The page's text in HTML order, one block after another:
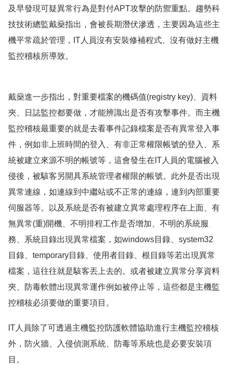
及早發現可疑異常行為是對付APT攻擊的防禦重點。趨勢科
技技術總監戴燊指出，會被長期潛伏滲透，主要因為這些主
機平常疏於管理，IT人員沒有安裝修補程式、沒有做好主機
監控稽核所導致。
戴燊進一步指出，對重要檔案的機碼值(registry key)、資料
夾、日誌監控都要做，才能辨識出是否有攻擊事件。而主機
監控稽核最重要的就是去看事件記錄檔案是否有異常登入事
件，例如非上班時間的登入、有非正常權限帳號的登入、系
統被建立來源不明的帳號等，這會發生在IT人員的電腦被入
侵後，被駭客另開具系統管理者權限的帳號。此外是否出現
異常連線，如連線到中繼站或不正常的連線，連到內部重要
伺服器等。以及系統是否有被建立異常處理程序在上面、有
無異常(重)開機、不明排程工作是否增加、不明的系統服
務、系統目錄出現異常檔案，如windows目錄、system32
目錄、temporary目錄、使用者目錄、根目錄等若出現異常
檔案，這往往就是駭客丟上去的。或者被建立異常分享資料
夾、防毒軟體出現異常運作例如被停止等，這些都是主機監
控稽核必須要做的重要項目。
IT人員除了可透過主機監控防護軟體協助進行主機監控稽核
外，防火牆、入侵偵測系統、防毒等系統也是必要安裝項
目。